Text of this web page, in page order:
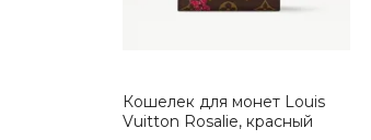
Кошелек для монет Louis
Vuitton Rosalie, красный